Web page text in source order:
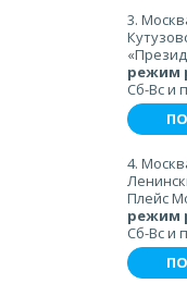
3.
режим
Сб-Вс и
4.
Плейс
режим
Сб-Вс и